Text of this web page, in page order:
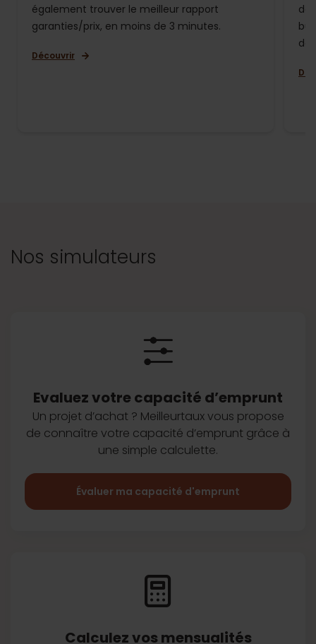
également trouver le meilleur rapport
garanties/prix, en moins de 3 minutes.
Découvrir
de
de
Nos simulateurs
Evaluez votre capacité d’emprunt
Un projet d’achat ? Meilleurtaux vous propose
de connaître votre capacité d’emprunt grâce à
une simple calculette.
Évaluer ma capacité d'emprunt
Calculez vos mensualités